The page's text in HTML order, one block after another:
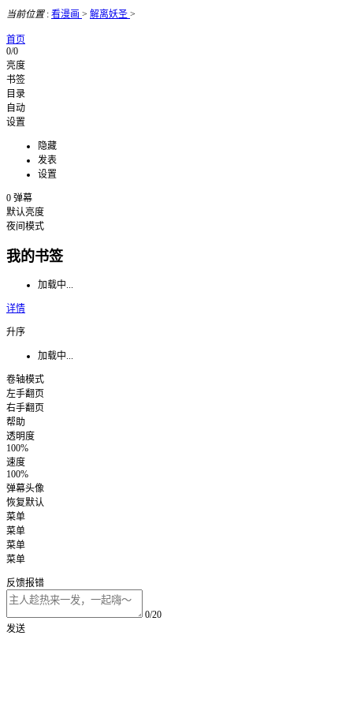
当前位置: 看漫画 > 解离妖圣 >
首页
0/0
亮度
书签
目录
自动
设置
隐藏
发表
设置
0 弹幕
默认亮度
夜间模式
我的书签
加载中...
详情
升序
加载中...
卷轴模式
左手翻页
右手翻页
帮助
透明度
100%
速度
100%
弹幕头像
恢复默认
菜单
菜单
菜单
菜单
反馈报错
0/20
发送